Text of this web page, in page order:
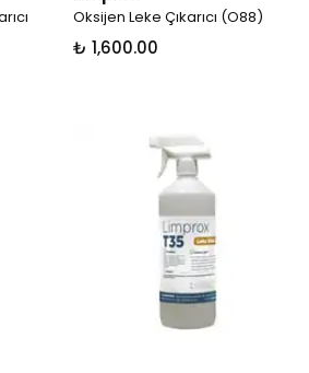
Oksijen Leke Çıkarıcı (O88)
₺ 1,600.00